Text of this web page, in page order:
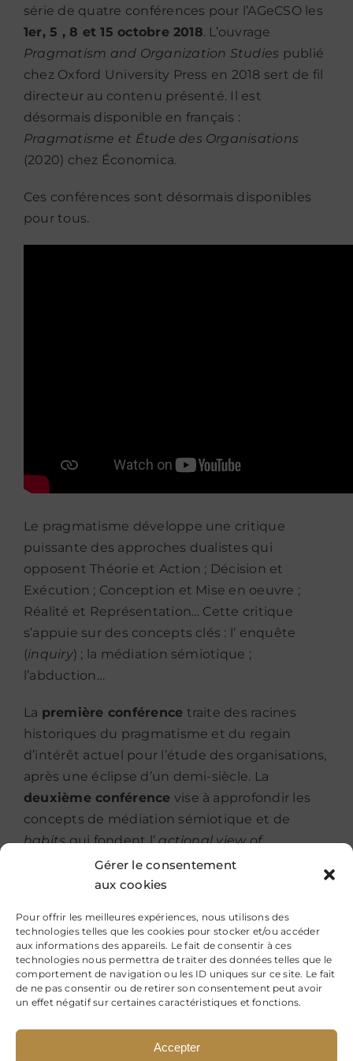
Gérer le consentement
aux cookies
Pour offrir les meilleures expériences, nous utilisons des
technologies telles que les cookies pour stocker et/ou accéder
aux informations des appareils. Le fait de consentir à ces
technologies nous permettra de traiter des données telles que le
comportement de navigation ou les ID uniques sur ce site. Le fait
de ne pas consentir ou de retirer son consentement peut avoir
un effet négatif sur certaines caractéristiques et fonctions.
Accepter
série de quatre conférences pour l’AGeCSO les
1er, 5 , 8 et 15 octobre 2018. L’ouvrage
Pragmatism and Organization Studies publié
chez Oxford University Press en 2018 sert de fil
directeur au contenu présenté. Il est
désormais disponible en français :
Pragmatisme et Étude des Organisations
(2020) chez Économica.
Ces conférences sont désormais disponibles
pour tous.
Le pragmatisme développe une critique
puissante des approches dualistes qui
opposent Théorie et Action ; Décision et
Exécution ; Conception et Mise en oeuvre ;
Réalité et Représentation… Cette critique
s’appuie sur des concepts clés : l’ enquête
(inquiry) ; la médiation sémiotique ;
l’abduction…
La première conférence traite des racines
historiques du pragmatisme et du regain
d’intérêt actuel pour l’étude des organisations,
après une éclipse d’un demi-siècle. La
deuxième conférence vise à approfondir les
concepts de médiation sémiotique et de
habitsqui fondent l’actional view of
organizationet l’ oppose à l’informational
troisième conférence
actionqui permet de dépasser la dualité
classique qui sépare l’individu et la collectivité.
Laquatrième et dernière conférencetraite de
l’influence du pragmatisme sur les pratiques et
les théories managériales (conférence en deux
parties).